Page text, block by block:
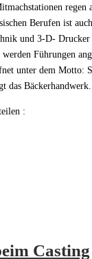
regen
Berufen ist
und 3-D-
Führungen
unter dem Motto:
das
:
Casting